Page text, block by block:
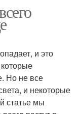
и это
Но не все
и некоторые
статье мы